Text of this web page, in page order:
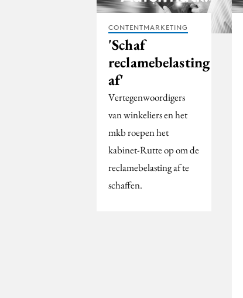
CONTENTMARKETING
'Schaf
reclamebelasting
af'
Vertegenwoordigers
van winkeliers en het
mkb roepen het
kabinet-Rutte op om de
reclamebelasting af te
schaffen.